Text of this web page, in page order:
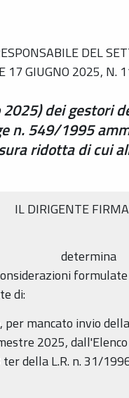
DEL
17 GIUGNO 2025, N.
2025) dei gestori
n. 549/1995
ridotta di cui
IL DIRIGENTE
determina
di:
per mancato invio
2025,
della L.R. n. 31/